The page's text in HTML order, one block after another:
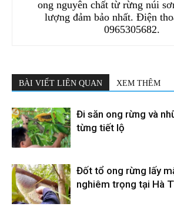
ong nguyên chất từ rừng núi
lượng đảm bảo nhất. Điện
0965305682.
BÀI VIẾT LIÊN QUAN XEM THÊM
Đi săn ong rừng và
từng tiết lộ
Đốt tổ ong rừng lấy
nghiêm trọng tại Hà